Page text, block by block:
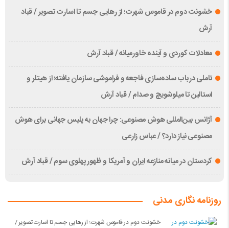
خشونت دوم در قاموس شهرت؛ از رهایی جسم تا اسارت تصویر / قباد
آرش
معادلات کوردی و آینده خاورمیانه / قباد آرش
تاملی درباب سادەسازی فاجعە و فراموشی سازمان یافتە؛ از هیتلر و
استالین تا میلوشویچ و صدام / قباد آرش
آژانس بین‌المللی هوش مصنوعی: چرا جهان به پلیس جهانی برای هوش
مصنوعی نیاز دارد؟ / عباس زارعی
کردستان در میانه منازعە ایران و آمریکا و ظهور پهلوی سوم / قباد آرش
روزنامه نگاری مدنی
خشونت دوم در قاموس شهرت؛ از رهایی جسم تا اسارت تصویر /